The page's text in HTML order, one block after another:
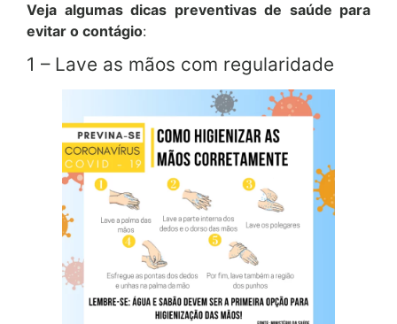
Veja algumas dicas preventivas de saúde para
evitar o contágio:
1 – Lave as mãos com regularidade